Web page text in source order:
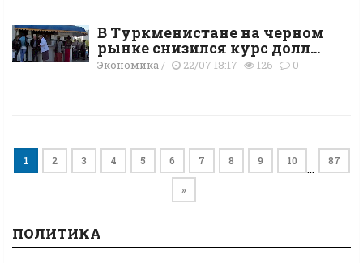
В Туркменистане на черном
рынке снизился курс долл...
Экономика/ 22/07 18:17 126 0
1 2 3 4 5 6 7 8 9 10 … 87
»
ПОЛИТИКА